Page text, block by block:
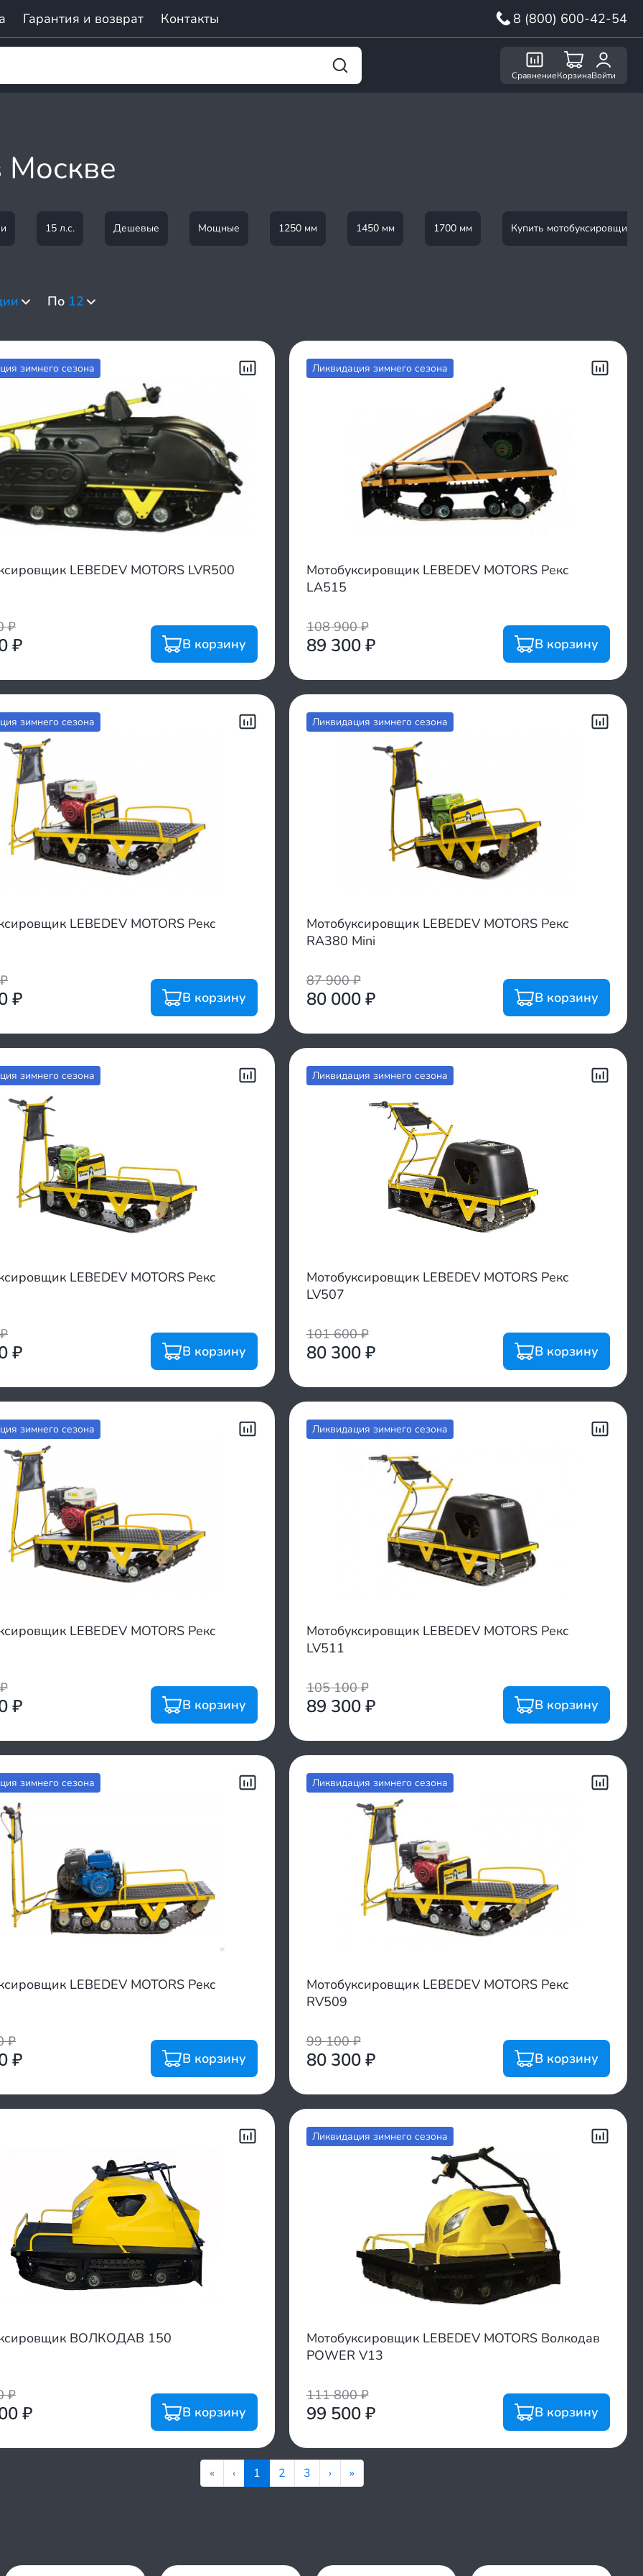
Гарантия и возврат Контакты 8 (800) 600-42-54
СравнениеКорзинаВойти
Москве
15 л.с. Дешевые Мощные 1250 мм 1450 мм 1700 мм Купить мотобуксировщик
По 12
зимнего сезона
LEBEDEV MOTORS LVR500
₽
₽ В корзину
Ликвидация зимнего сезона
Мотобуксировщик LEBEDEV MOTORS Рекс
LA515
108 900₽
89 300₽ В корзину
зимнего сезона
LEBEDEV MOTORS Рекс
₽
₽ В корзину
Ликвидация зимнего сезона
Мотобуксировщик LEBEDEV MOTORS Рекс
RA380 Mini
87 900₽
80 000₽ В корзину
зимнего сезона
LEBEDEV MOTORS Рекс
₽
₽ В корзину
Ликвидация зимнего сезона
Мотобуксировщик LEBEDEV MOTORS Рекс
LV507
101 600₽
80 300₽ В корзину
зимнего сезона
LEBEDEV MOTORS Рекс
₽
₽ В корзину
Ликвидация зимнего сезона
Мотобуксировщик LEBEDEV MOTORS Рекс
LV511
105 100₽
89 300₽ В корзину
зимнего сезона
LEBEDEV MOTORS Рекс
₽
₽ В корзину
Ликвидация зимнего сезона
Мотобуксировщик LEBEDEV MOTORS Рекс
RV509
99 100₽
80 300₽ В корзину
ВОЛКОДАВ 150
₽
₽ В корзину
Ликвидация зимнего сезона
Мотобуксировщик LEBEDEV MOTORS Волкодав
POWER V13
111 800₽
99 500₽ В корзину
« ‹ 1 2 3 › »